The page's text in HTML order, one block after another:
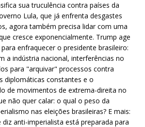
sua truculência contra países da
Lula, que já enfrenta desgastes
agora também precisa lidar com uma
cresce exponencialmente. Trump age
enfraquecer o presidente brasileiro:
a indústria nacional, interferências no
para "arquivar" processos contra
diplomáticas constantes e o
de movimentos de extrema-direita no
não quer calar: o qual o peso da
nas eleições brasileiras? E mais:
anti-imperialista está preparada para